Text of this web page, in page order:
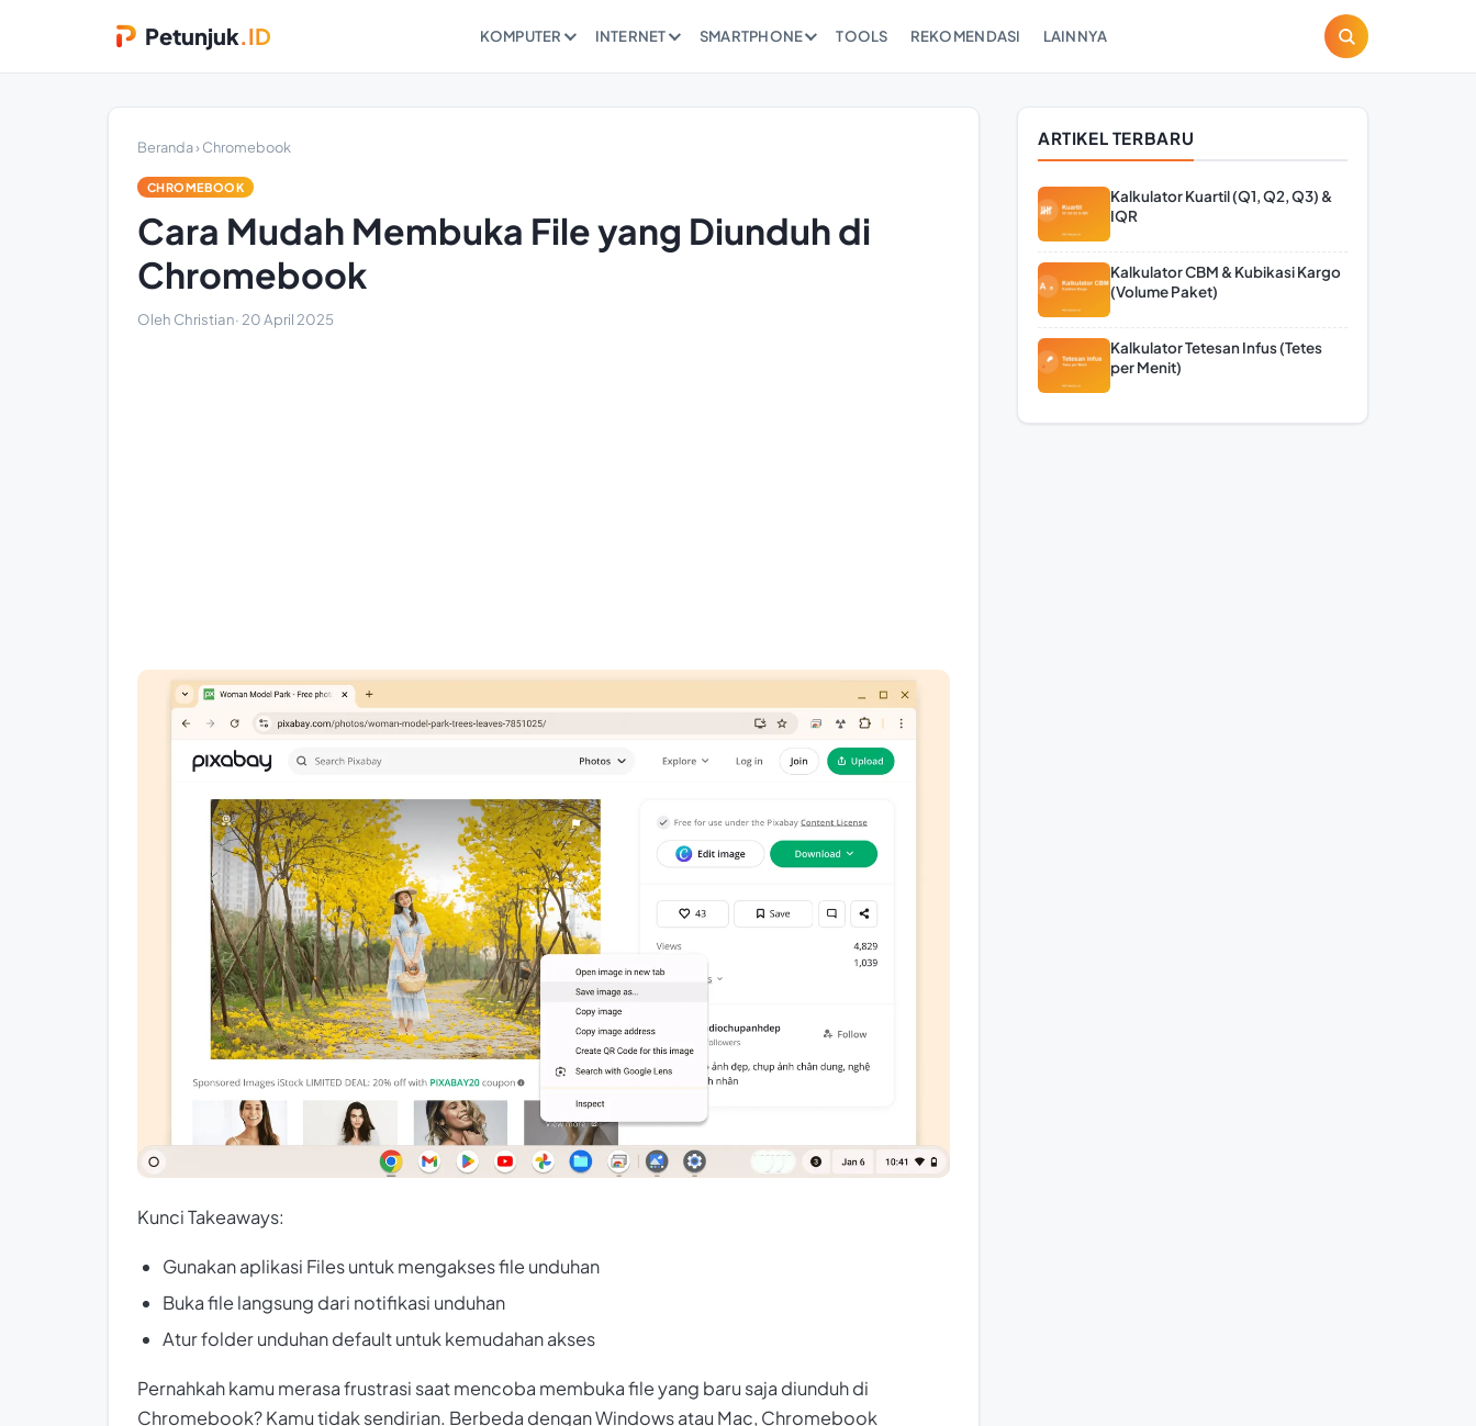
Petunjuk.ID KOMPUTER INTERNET SMARTPHONE TOOLS REKOMENDASI LAINNYA
Beranda›Chromebook
CHROMEBOOK
Cara Mudah Membuka File yang Diunduh di
Chromebook
Oleh Christian· 20 April 2025
Kunci Takeaways:
Gunakan aplikasi Files untuk mengakses file unduhan
Buka file langsung dari notifikasi unduhan
Atur folder unduhan default untuk kemudahan akses
Pernahkah kamu merasa frustrasi saat mencoba membuka file yang baru saja diunduh di
Chromebook? Kamu tidak sendirian. Berbeda dengan Windows atau Mac, Chromebook
ARTIKEL TERBARU
Kalkulator Kuartil (Q1, Q2, Q3) &
IQR
Kalkulator CBM & Kubikasi Kargo
(Volume Paket)
Kalkulator Tetesan Infus (Tetes
per Menit)